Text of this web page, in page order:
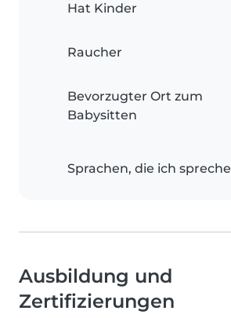
Hat Kinder
Raucher
Bevorzugter Ort zum
Babysitten
Sprachen, die ich spreche
Ausbildung und
Zertifizierungen